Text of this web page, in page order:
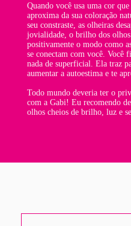
Quando você usa uma cor
aproxima da sua coloração
seu constraste, as olheiras
jovialidade, o brilho dos olhos
positivamente o modo como
se conectam com você. Você
nada de superficial. Ela traz
aumentar a autoestima e te
Todo mundo deveria ter o
com a Gabi! Eu recomendo
olhos cheios de brilho, luz e